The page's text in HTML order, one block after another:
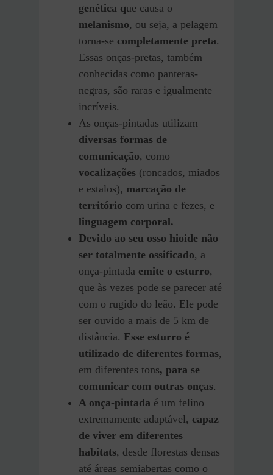
genética que causa o
melanismo, ou seja, a pelagem
torna-se completamente preta.
Essas onças-pretas, também
conhecidas como panteras-
negras, são raras e igualmente
incríveis.
As onças-pintadas utilizam
diversas formas de
comunicação, como
vocalizações (roncados, miados
e estalos), marcação de
território com urina e fezes, e
linguagem corporal.
Devido ao seu osso hioide não
ser totalmente ossificado, a
onça-pintada emite o esturro,
que às vezes pode se parecer até
com o rugido do leão. Ele pode
ser ouvido a mais de 5 km de
distância. Esse esturro é
utilizado de diferentes formas,
em diferentes tons, para se
comunicar com outras onças.
A onça-pintada é um felino
extremamente adaptável, capaz
de viver em diferentes
habitats, desde florestas densas
até áreas semiabertas como o